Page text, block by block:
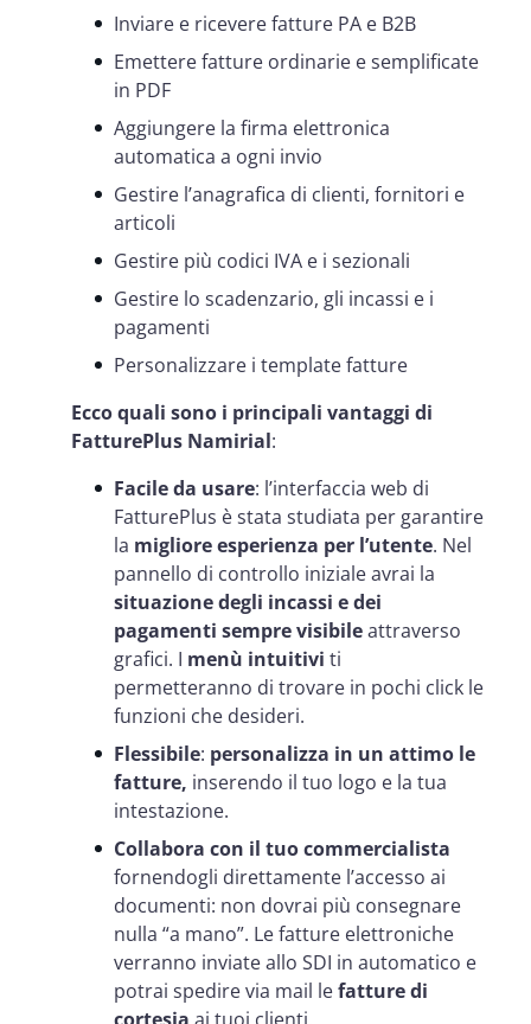
Inviare e ricevere fatture PA e B2B
Emettere fatture ordinarie e semplificate
in PDF
Aggiungere la firma elettronica
automatica a ogni invio
Gestire l’anagrafica di clienti, fornitori e
articoli
Gestire più codici IVA e i sezionali
Gestire lo scadenzario, gli incassi e i
pagamenti
Personalizzare i template fatture
Ecco quali sono i principali vantaggi di
FatturePlus Namirial:
Facile da usare: l’interfaccia web di
FatturePlus è stata studiata per garantire
la migliore esperienza per l’utente. Nel
pannello di controllo iniziale avrai la
situazione degli incassi e dei
pagamenti sempre visibileattraverso
grafici. I menù intuitivi ti
permetteranno di trovare in pochi click le
funzioni che desideri.
Flessibile: personalizza in un attimo le
fatture, inserendo il tuo logo e la tua
intestazione.
Collabora con il tuo commercialista
fornendogli direttamente l’accesso ai
documenti: non dovrai più consegnare
nulla “a mano”. Le fatture elettroniche
verranno inviate allo SDI in automatico e
potrai spedire via mail lefatture di